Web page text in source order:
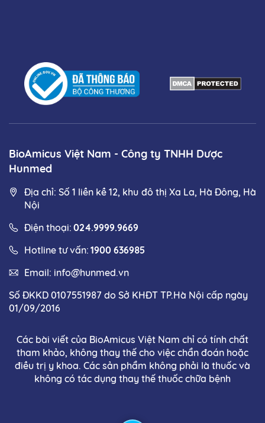
BioAmicus Việt Nam - Công ty TNHH Dược
Hunmed
Địa chỉ: Số 1 liền kề 12, khu đô thị Xa La, Hà Đông, Hà
Nội
Điện thoại: 024.9999.9669
Hotline tư vấn: 1900 636985
Email: info@hunmed.vn
Số ĐKKD 0107551987 do Sở KHĐT TP.Hà Nội cấp ngày
01/09/2016
Các bài viết của BioAmicus Việt Nam chỉ có tính chất
tham khảo, không thay thế cho việc chẩn đoán hoặc
điều trị y khoa. Các sản phẩm không phải là thuốc và
không có tác dụng thay thế thuốc chữa bệnh